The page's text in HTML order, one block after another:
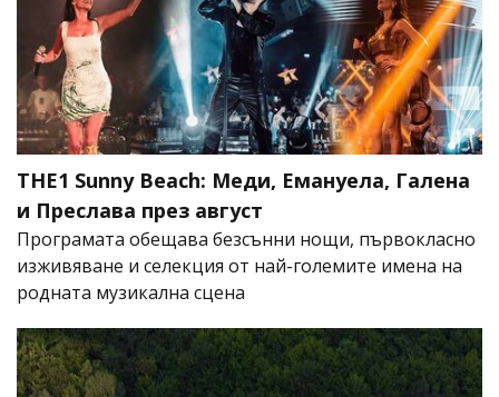
THE1 Sunny Beach: Меди, Емануела, Галена
и Преслава през август
Програмата обещава безсънни нощи, първокласно
изживяване и селекция от най-големите имена на
родната музикална сцена